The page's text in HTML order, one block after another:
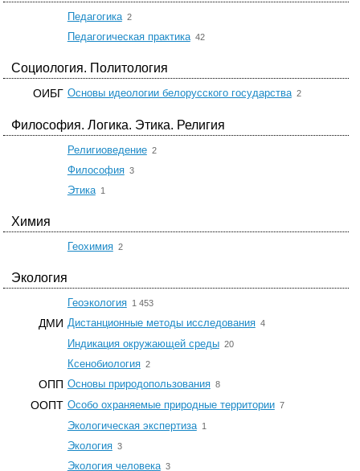
Педагогика 2
Педагогическая практика 42
Социология. Политология
ОИБГ Основы идеологии белорусского государства 2
Философия. Логика. Этика. Религия
Религиоведение 2
Философия 3
Этика 1
Химия
Геохимия 2
Экология
Геоэкология 1 453
ДМИ Дистанционные методы исследования 4
Индикация окружающей среды 20
Ксенобиология 2
ОПП Основы природопользования 8
ООПТ Особо охраняемые природные территории 7
Экологическая экспертиза 1
Экология 3
Экология человека 3